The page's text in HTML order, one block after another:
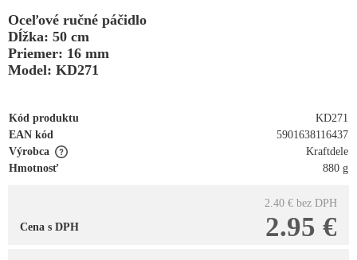
Oceľové ručné páčidlo
Dĺžka: 50 cm
Priemer: 16 mm
Model: KD271
Kód produktu
KD271
EAN kód
5901638116437
Výrobca
Kraftdele
Hmotnosť
880 g
2.40 € bez DPH
2.95 €
Cena s DPH